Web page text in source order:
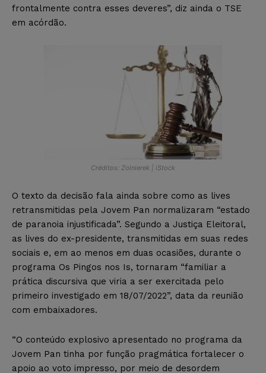
frontalmente contra esses deveres”, diz ainda o TSE
em acórdão.
Créditos: Zolnierek | iStock
O texto da decisão fala ainda sobre como as lives
retransmitidas pela Jovem Pan normalizaram “estado
de paranoia injustificada”. Segundo a Justiça Eleitoral,
as lives do ex-presidente, transmitidas em suas redes
sociais e, em ao menos em duas ocasiões, durante o
programa Os Pingos nos Is, tornaram “familiar a
prática discursiva que viria a ser exercitada pelo
primeiro investigado em 18/07/2022”, data da reunião
com embaixadores.
“O conteúdo explosivo apresentado no programa da
Jovem Pan tinha por função pragmática fortalecer o
apoio ao voto impresso, por meio de desordem